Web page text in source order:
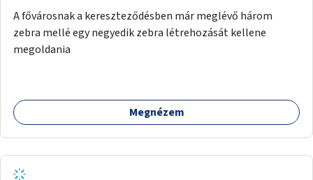
festményei mellett, L. Ritók Nóra (Igazgyöngy)
gyermekeinek elismert rajzaiból időszaki kiállítás is helyet
kaphatna a térben. Segítségül Józsefváros önkormányzata,
A fővárosnak a kereszteződésben már meglévő három
zebra mellé egy negyedik zebra létrehozását kellene
megoldania
Megnézem